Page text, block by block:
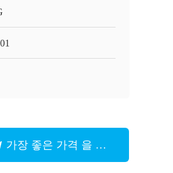
가장 좋은 가격 을 구하라